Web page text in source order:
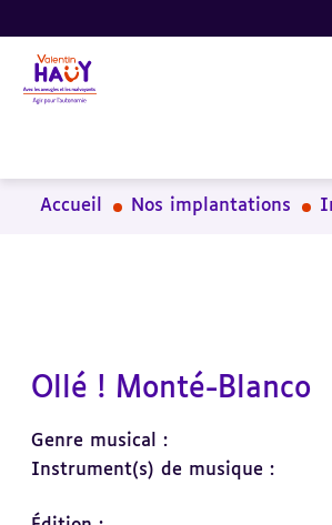
Aller
au
contenu
principal
Aller
au
pied
de
Aller
à
la
recherche
Accueil Nos implantations
Ollé ! Monté-Blanco
Genre musical :
Instrument(s) de musique :